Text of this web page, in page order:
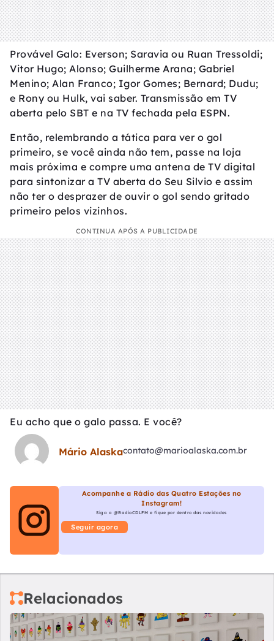
Provável Galo: Everson; Saravia ou Ruan Tressoldi;
Vitor Hugo; Alonso; Guilherme Arana; Gabriel
Menino; Alan Franco; Igor Gomes; Bernard; Dudu;
e Rony ou Hulk, vai saber. Transmissão em TV
aberta pelo SBT e na TV fechada pela ESPN.
Então, relembrando a tática para ver o gol
primeiro, se você ainda não tem, passe na loja
mais próxima e compre uma antena de TV digital
para sintonizar a TV aberta do Seu Silvio e assim
não ter o desprazer de ouvir o gol sendo gritado
primeiro pelos vizinhos.
CONTINUA APÓS A PUBLICIDADE
Eu acho que o galo passa. E você?
Mário Alaskacontato@marioalaska.com.br
Acompanhe a Rádio das Quatro Estações no
Instagram!
Siga a @RadioCDLFM e fique por dentro das novidades
Seguir agora
Relacionados